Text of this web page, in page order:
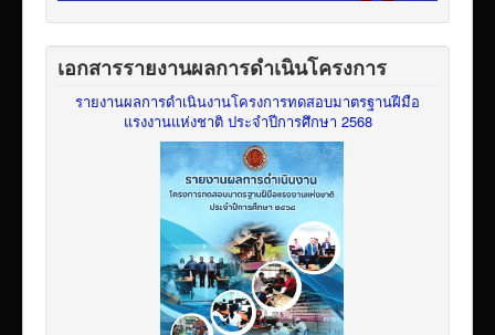
เอกสารรายงานผลการดำเนินโครงการ
รายงานผลการดำเนินงานโครงการทดสอบมาตรฐานฝีมือ
แรงงานแห่งชาติ ประจำปีการศึกษา 2568